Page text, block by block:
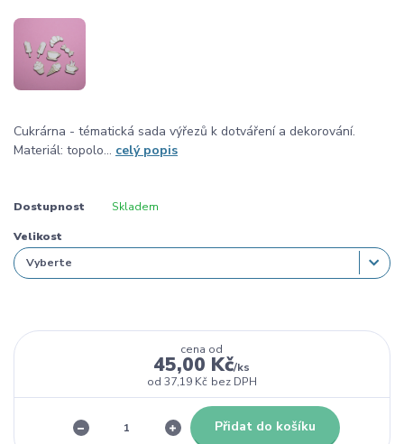
Cukrárna - tématická sada výřezů k dotváření a dekorování.
Materiál: topolo... celý popis
Dostupnost Skladem
Velikost
cena od
45,00 Kč/ks
od 37,19 Kč bez DPH
Přidat do košíku